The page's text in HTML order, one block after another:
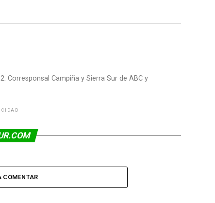
Corresponsal Campiña y Sierra Sur de ABC y
COMENTAR